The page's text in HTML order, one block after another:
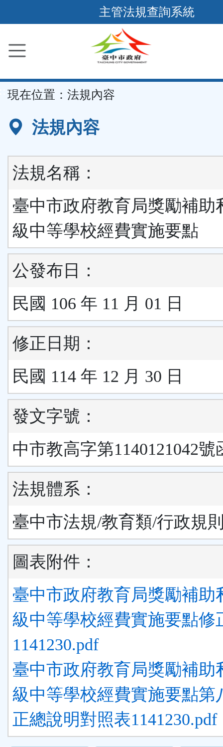
到
要
容
區
主管法規查詢系統
現在位置： 法規內容
法規內容
法規名稱：
臺中市政府教育局獎勵補助
級中等學校經費實施要點
公發布日：
民國 106 年 11 月 01 日
修正日期：
民國 114 年 12 月 30 日
發文字號：
中市教高字第1140121042號
法規體系：
臺中市法規/教育類/行政規
圖表附件：
臺中市政府教育局獎勵補助
級中等學校經費實施要點修
1141230.pdf
臺中市政府教育局獎勵補助
級中等學校經費實施要點第
正總說明對照表1141230.pdf